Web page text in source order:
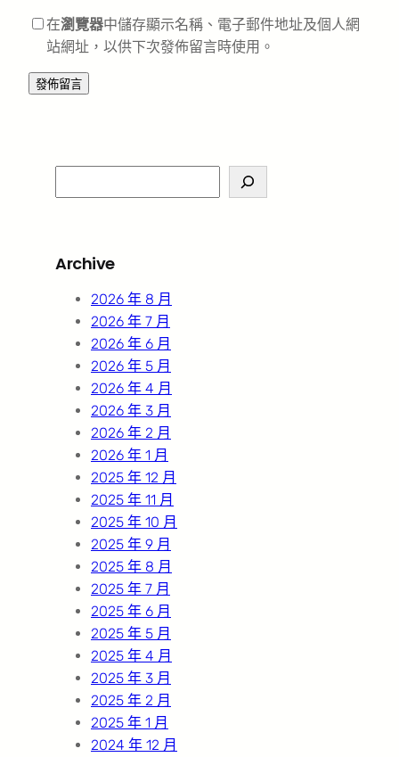
在瀏覽器中儲存顯示名稱、電子郵件地址及個人網
站網址，以供下次發佈留言時使用。
e
c
Archive
2026 年 8 月
2026 年 7 月
2026 年 6 月
2026 年 5 月
2026 年 4 月
2026 年 3 月
2026 年 2 月
2026 年 1 月
2025 年 12 月
2025 年 11 月
2025 年 10 月
2025 年 9 月
2025 年 8 月
2025 年 7 月
2025 年 6 月
2025 年 5 月
2025 年 4 月
2025 年 3 月
2025 年 2 月
2025 年 1 月
2024 年 12 月